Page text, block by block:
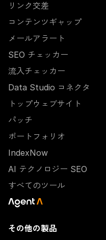
リンク交差
コンテンツギャップ
メールアラート
SEO チェッカー
流入チェッカー
Data Studio コネクタ
トップウェブサイト
パッチ
ポートフォリオ
IndexNow
AI テクノロジー SEO
すべてのツール
その他の製品